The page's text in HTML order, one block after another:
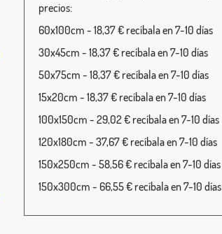
precios:
60x100cm - 18,37 € recíbala en 7-10 días
30x45cm - 18,37 € recíbala en 7-10 días
50x75cm - 18,37 € recíbala en 7-10 días
15x20cm - 18,37 € recíbala en 7-10 días
100x150cm - 29,02 € recíbala en 7-10 días
120x180cm - 37,67 € recíbala en 7-10 días
150x250cm - 58,56 € recíbala en 7-10 días
150x300cm - 66,55 € recíbala en 7-10 días